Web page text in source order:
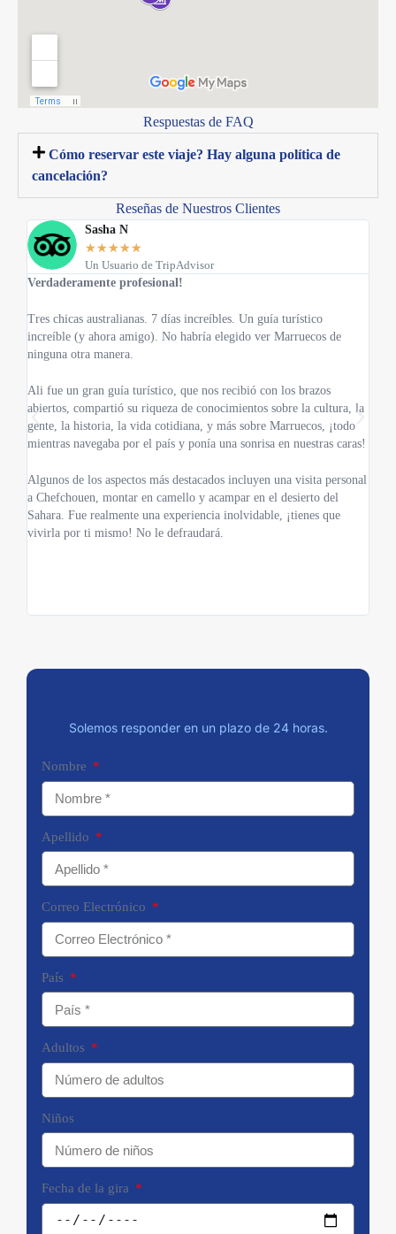
Respuestas de FAQ
Cómo reservar este viaje? Hay alguna política de
cancelación?
Reseñas de Nuestros Clientes
Sasha N
★★★★★
Un Usuario de TripAdvisor
Verdaderamente profesional!
Tres chicas australianas. 7 días increíbles. Un guía turístico
increíble (y ahora amigo). No habría elegido ver Marruecos de
ninguna otra manera.
Ali fue un gran guía turístico, que nos recibió con los brazos
abiertos, compartió su riqueza de conocimientos sobre la cultura, la
gente, la historia, la vida cotidiana, y más sobre Marruecos, ¡todo
mientras navegaba por el país y ponía una sonrisa en nuestras caras!
Algunos de los aspectos más destacados incluyen una visita personal
a Chefchouen, montar en camello y acampar en el desierto del
Sahara. Fue realmente una experiencia inolvidable, ¡tienes que
vivirla por ti mismo! No le defraudará.
Solemos responder en un plazo de 24 horas.
Nombre
Apellido
Correo Electrónico
País
Adultos
Niños
Fecha de la gira